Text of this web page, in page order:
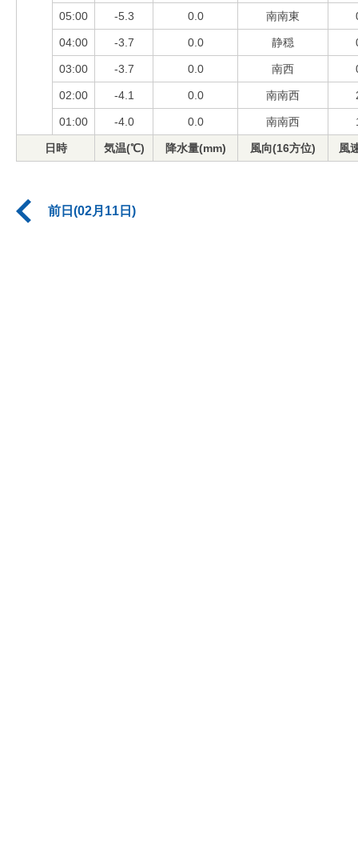
05:00 -5.3 0.0 南南東
04:00 -3.7 0.0 静穏
03:00 -3.7 0.0 南西
02:00 -4.1 0.0 南南西
01:00 -4.0 0.0 南南西
日時 気温(℃) 降水量(mm) 風向(16方位) 風
前日(02月11日)